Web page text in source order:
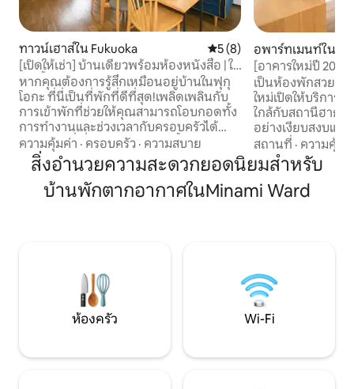
ทาวน์เฮาส์ใน Fukuoka คะแนนเฉลี่ย 5 จาก 5, 8 รีวิว
5 (8)
[เปิดให้เช่า] บ้านเดี่ยวพร้อมห้องหนังสือ | ให้
เช่าทั้งหลังสำหรับครอบครัว | รองรับได้ 6
คน | มีที่จอดรถ | 20 นาทีจากสนามบินและ
เท็นจิน
หากคุณต้องการรู้สึกเหมือนอยู่บ้านในฟุกุ
โอกะ ที่นี่เป็นที่พักที่ดีที่สุด!เพลิดเพลินกับ
การเข้าพักที่ช่วยให้คุณสามารถโอบกอดทั้ง
การทำงานและช่วงเวลากับครอบครัวได้
อย่างเต็มที่ ที่พักส่วนตัวให้เช่าตั้งอยู่ในย่าน
ที่อยู่อาศัยอันเงียบสงบ ใช้เวลาขับรถจาก
สนามบินฟุกุโอกะประมาณ 20 นาทีที่พัก
แห่งนี้มีห้องทำงานแยกต่างหาก Wi-Fi
ความเร็วสูง และเตียงขนาดคิงไซส์ ให้การเข้า
อยู่ในย่านที่อยู่อาศัยที่เขียวชอุ่ม ที่ซึ่งคุณจะ
รู้สึกเหมือนเป็นคนท้องถิ่น ห้องครัว ห้องน้ำ
และห้องสุขาได้รับการปรับปรุงใหม่ที่พัก
สว่าง สะอาด และมีการออกแบบภายในที่
ธีมของโรงแรมคือ “สีน้ำเงิน” ที่ผสมผสาน
ความคุ้มค่า · ครอบครัว · ความสบาย
อพาร์ทเมนท์ใน เข
[อาคารใหม่ปี
เท็นจินได้สะดวก |
30 ตร.ม. | อุปกรณ์
ระยะยาวเพื่อท่องเ
เป็นห้องพักสวยงา
ใหม่เปิดให้บริการ
ใกล้กับสถานีฮากา
อย่างเงียบสงบแล
รองรับได้สูงสุด 3
เดินทางของผู้หญิง
หรือวันหยุดทำงาน [การเดินทาง] ✨นั่ง
บัสจากสถานีฮากาตะ
ฮากาตะ (1.6 กม.) ✨ แท็กซี่จากสถานที่
สำคัญ (ระยะทางแ
หากมีสัมภาระจำน
ทางโดยแท็กซี่เพร
ประเทศ): ประมาณ
สถานที่ · ความคุ้ม
สิ่งอำนวยความสะดวกยอดนิยมสำหรับ
บ้านพักตากอากาศในMinami Ward
ห้องครัว Wi-Fi